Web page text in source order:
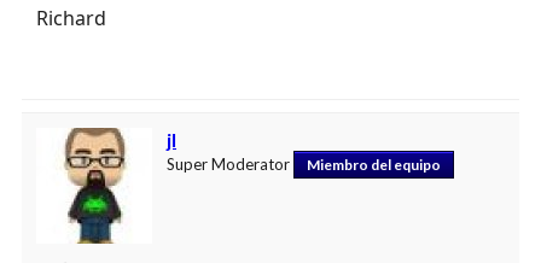
Richard
jl
Super Moderator Miembro del equipo